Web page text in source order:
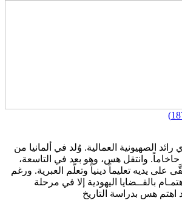
الصهيونية العمالية. وُلد في ألمانيا من
وانتقل هس، وهو بعد في التاسعة،
يديه تعليماً دينياً وتعلَّم العبرية. ورغم
بالقــضايا اليهودية إلا في مرحلة
هس بدراسة التاريخ